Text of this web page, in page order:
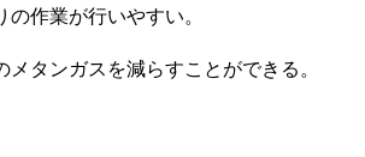
作業が行いやすい。
タンガスを減らすことができる。